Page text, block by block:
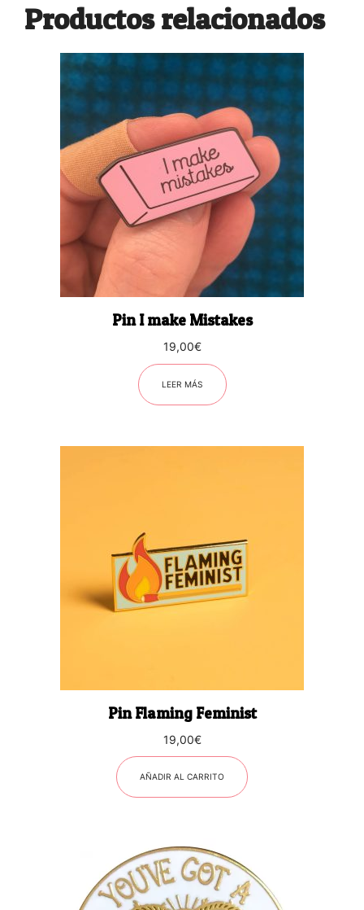
Productos relacionados
Pin I make Mistakes
19,00€
LEER MÁS
Pin Flaming Feminist
19,00€
AÑADIR AL CARRITO